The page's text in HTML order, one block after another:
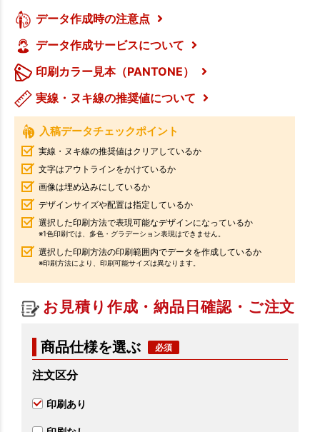
データ作成時の注意点
データ作成サービスについて
印刷カラー見本（PANTONE）
実線・ヌキ線の推奨値について
入稿データチェックポイント
実線・ヌキ線の推奨値はクリアしているか
文字はアウトラインをかけているか
画像は埋め込みにしているか
デザインサイズや配置は指定しているか
選択した印刷方法で表現可能なデザインになっているか
※1色印刷では、多色・グラデーション表現はできません。
選択した印刷方法の印刷範囲内でデータを作成しているか
※印刷方法により、印刷可能サイズは異なります。
お見積り作成・納品日確認・ご注文
商品仕様を選ぶ
注文区分
印刷あり